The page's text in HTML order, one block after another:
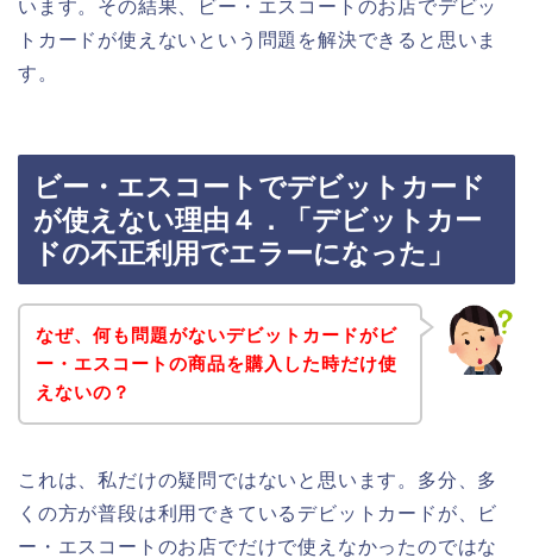
います。その結果、ビー・エスコートのお店でデビッ
トカードが使えないという問題を解決できると思いま
す。
ビー・エスコートでデビットカード
が使えない理由４．「デビットカー
ドの不正利用でエラーになった」
なぜ、何も問題がないデビットカードがビ
ー・エスコートの商品を購入した時だけ使
えないの？
これは、私だけの疑問ではないと思います。多分、多
くの方が普段は利用できているデビットカードが、ビ
ー・エスコートのお店でだけで使えなかったのではな